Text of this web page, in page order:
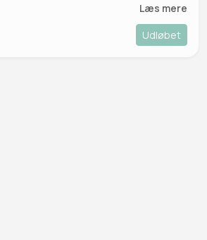
Læs mere
Udløbet